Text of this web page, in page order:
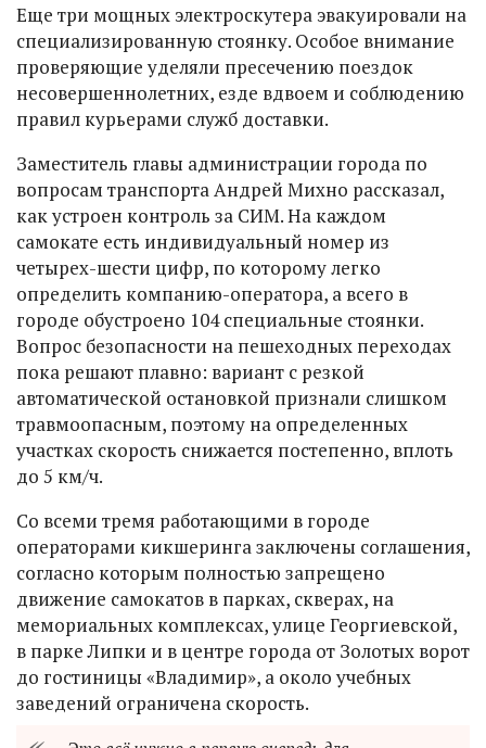
Еще три мощных электроскутера эвакуировали на
специализированную стоянку. Особое внимание
проверяющие уделяли пресечению поездок
несовершеннолетних, езде вдвоем и соблюдению
правил курьерами служб доставки.
Заместитель главы администрации города по
вопросам транспорта Андрей Михно рассказал,
как устроен контроль за СИМ. На каждом
самокате есть индивидуальный номер из
четырех-шести цифр, по которому легко
определить компанию-оператора, а всего в
городе обустроено 104 специальные стоянки.
Вопрос безопасности на пешеходных переходах
пока решают плавно: вариант с резкой
автоматической остановкой признали слишком
травмоопасным, поэтому на определенных
участках скорость снижается постепенно, вплоть
до 5 км/ч.
Со всеми тремя работающими в городе
операторами кикшеринга заключены соглашения,
согласно которым полностью запрещено
движение самокатов в парках, скверах, на
мемориальных комплексах, улице Георгиевской,
в парке Липки и в центре города от Золотых ворот
до гостиницы «Владимир», а около учебных
заведений ограничена скорость.